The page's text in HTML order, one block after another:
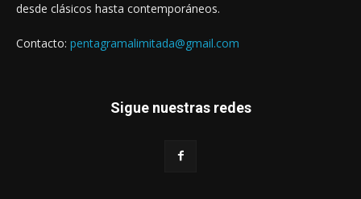
desde clásicos hasta contemporáneos.
Contacto: pentagramalimitada@gmail.com
Sigue nuestras redes